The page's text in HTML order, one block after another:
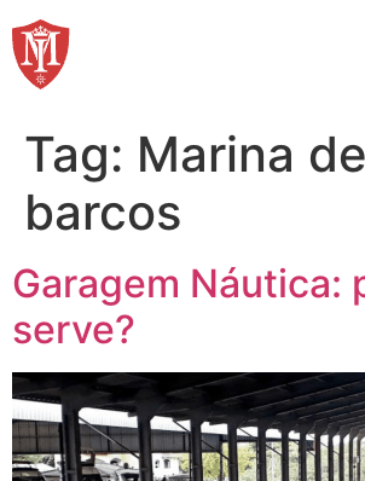
para
Tag: Marina de
barcos
Garagem Náutica:
serve?